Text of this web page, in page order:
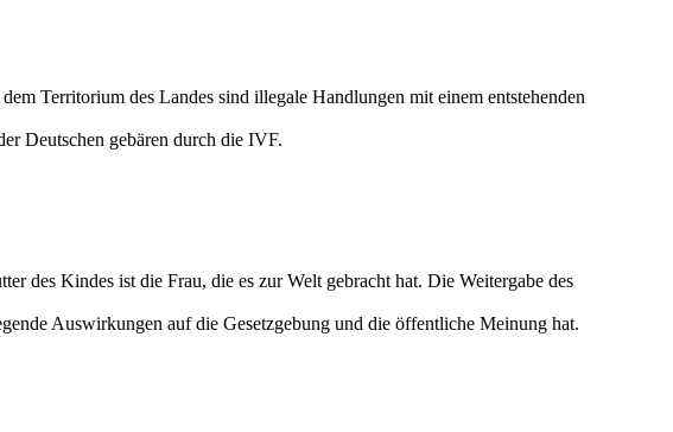
Territorium des Landes sind illegale Handlungen mit einem entstehenden
Deutschen gebären durch die IVF.
des Kindes ist die Frau, die es zur Welt gebracht hat. Die Weitergabe des
Auswirkungen auf die Gesetzgebung und die öffentliche Meinung hat.